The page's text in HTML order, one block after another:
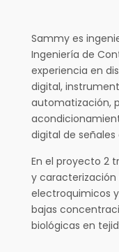
Sammy es
Ingeniería de
experiencia en
digital,
automatización,
digital de señales
En el proyecto 2
y caracterización
electroquimicos
bajas
biológicas en